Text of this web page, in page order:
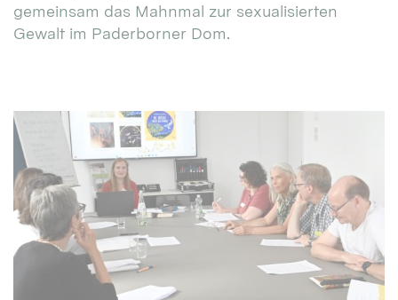
gemeinsam das Mahnmal zur sexualisierten
Gewalt im Paderborner Dom.